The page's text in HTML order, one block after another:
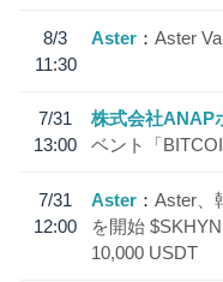
8/3
11:30
Aster Aster
7/31
13:00
株式会社ANAP
ベント「
7/31
12:00
Aster
Aster、
を開始
10,000 USDT